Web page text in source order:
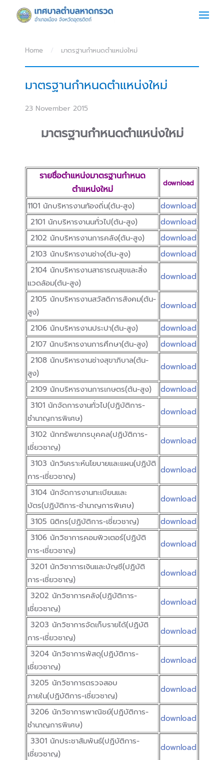
Skip to main content
Home มาตรฐานกำหนดตำแหน่งใหม่
มาตรฐานกำหนดตำแหน่งใหม่
23 November 2015
มาตรฐานกำหนดตำแหน่งใหม่
รายชื่อตำแหน่งมาตรฐานกำหนด
ตำแหน่งใหม่
download
1101 นักบริหารงานท้องถิ่น(ต้น-สูง)
download
2101 นักบริหารงานนทั่วไป(ต้น-สูง)
download
2102 นักบริหารงานการคลัง(ต้น-สูง)
download
2103 นักบริหารงานช่าง(ต้น-สูง)
download
2104 นักบริหารงานสาธารณสุขและสิ่ง
แวดล้อม(ต้น-สูง)
download
2105 นักบริหารงานสวัสดิการสังคม(ต้น-
สูง)
download
2106 นักบริหารงานประปา(ต้น-สูง)
download
2107 นักบริหารงานการศึกษา(ต้น-สูง)
download
2108 นักบริหารงานช่างสุขาภิบาล(ต้น-
สูง)
download
2109 นักบริหารงานการเกษตร(ต้น-สูง)
download
3101 นักจัดการงานทั่วไป(ปฏิบัติการ-
ชำนาญการพิเศษ)
download
3102 นักทรัพยากรบุคคล(ปฏิบัติการ-
เชี่ยวชาญ)
download
3103 นักวิเคราะห์นโยบายและแผน(ปฏิบัติ
การ-เชี่ยวชาญ)
download
3104 นักจัดการงานทะเบียนและ
บัตร(ปฏิบัติการ-ชำนาญการพิเศษ)
download
3105 นิติกร(ปฏิบัติการ-เชี่ยวชาญ)
download
3106 นักวิชาการคอมพิวเตอร์(ปฏิบัติ
การ-เชี่ยวชาญ)
download
3201 นักวิชาการเงินและบัญชี(ปฏิบัติ
การ-เชี่ยวชาญ)
download
3202 นักวิชาการคลัง(ปฏิบัติการ-
เชี่ยวชาญ)
download
3203 นักวิชาการจัดเก็บรายได้(ปฏิบัติ
การ-เชี่ยวชาญ)
download
3204 นักวิชาการพัสดุ(ปฏิบัติการ-
เชี่ยวชาญ)
download
3205 นักวิชาการตรวจสอบ
ภายใน(ปฏิบัติการ-เชี่ยวชาญ)
download
3206 นักวิชาการพาณิชย์(ปฏิบัติการ-
ชำนาญการพิเศษ)
download
3301 นักประชาสัมพันธ์(ปฏิบัติการ-
เชี่ยวชาญ)
download